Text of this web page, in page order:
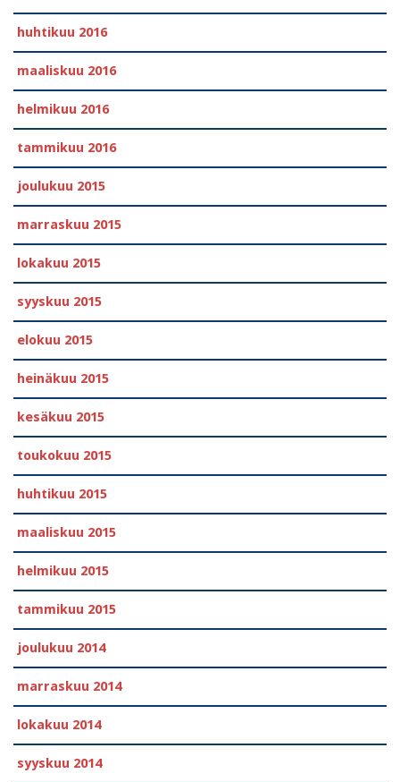
huhtikuu 2016
maaliskuu 2016
helmikuu 2016
tammikuu 2016
joulukuu 2015
marraskuu 2015
lokakuu 2015
syyskuu 2015
elokuu 2015
heinäkuu 2015
kesäkuu 2015
toukokuu 2015
huhtikuu 2015
maaliskuu 2015
helmikuu 2015
tammikuu 2015
joulukuu 2014
marraskuu 2014
lokakuu 2014
syyskuu 2014